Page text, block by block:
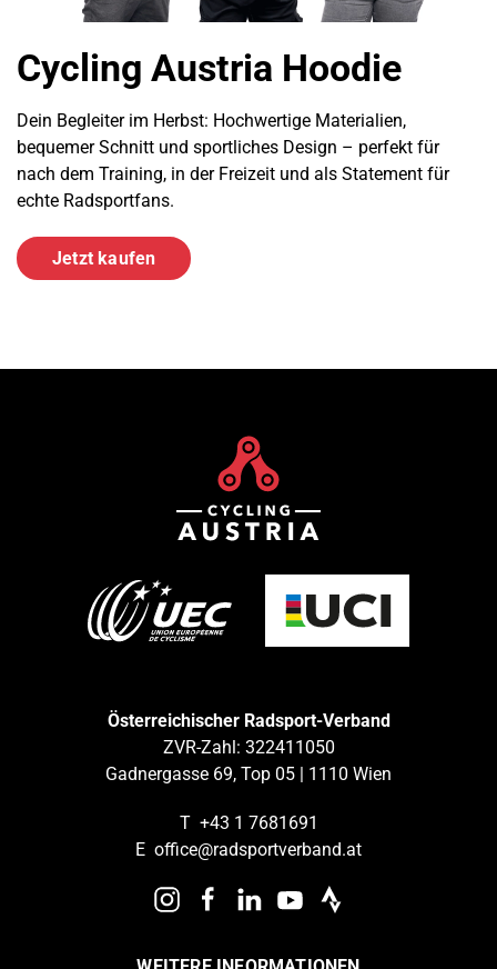
Cycling Austria Hoodie
Dein Begleiter im Herbst: Hochwertige Materialien,
bequemer Schnitt und sportliches Design – perfekt für
nach dem Training, in der Freizeit und als Statement für
echte Radsportfans.
Jetzt kaufen
Österreichischer Radsport-Verband
ZVR-Zahl: 322411050
Gadnergasse 69, Top 05 | 1110 Wien
T +43 1 7681691
E office@radsportverband.at